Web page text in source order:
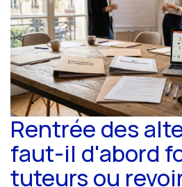
Rentrée des
faut-il d'abord
tuteurs ou